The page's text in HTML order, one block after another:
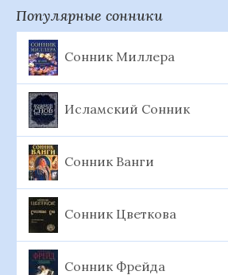
Популярные сонники
Сонник Миллера
Исламский Сонник
Сонник Ванги
Сонник Цветкова
Сонник Фрейда